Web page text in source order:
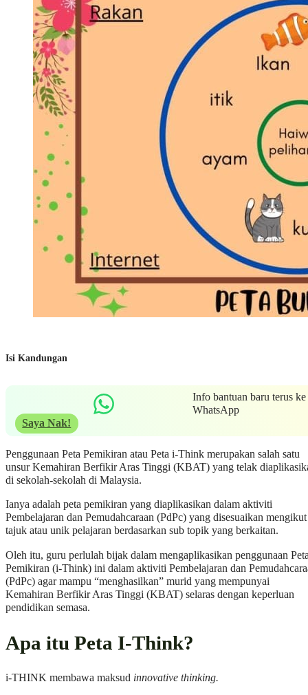
Isi Kandungan
Info bantuan baru terus ke
WhatsApp
Saya Nak!
Penggunaan Peta Pemikiran atau Peta i-Think merupakan salah satu
unsur Kemahiran Berfikir Aras Tinggi (KBAT) yang telak
di sekolah-sekolah di Malaysia.
Ianya adalah peta pemikiran yang diaplikasikan dalam aktiviti
Pembelajaran dan Pemudahcaraan (PdPc) yang disesuaikan mengikut
tajuk atau unik pelajaran berdasarkan sub topik yang berkaitan.
Oleh itu, guru perlulah bijak dalam mengaplikasikan penggunaan
Pemikiran (i-Think) ini dalam aktiviti Pembelajaran dan
(PdPc) agar mampu “menghasilkan” murid yang mempunyai
Kemahiran Berfikir Aras Tinggi (KBAT) selaras dengan keperluan
pendidikan semasa.
Apa itu Peta I-Think?
i-THINK membawa maksud innovative thinking.